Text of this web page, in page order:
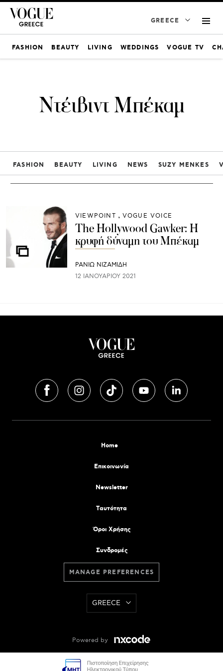
GREECE
FASHION BEAUTY LIVING WEDDINGS VOGUE TV
Ντέιβιντ Μπέκαμ
FASHION BEAUTY LIVING NEWS SUZY MENKES
VIEWPOINT VOGUE VOICE
The Hollywood Gawker: Η
κρυφή δύναμη του Μπέκαμ
ΡΑΝΙΏ ΝΙΖΑΜΊΔΗ
12 ΙΑΝΟΥΑΡΊΟΥ 2021
Home
Επικοινωνία
Newsletter
Tαυτότητα
Όροι Χρήσης
Συνδρομές
MANAGE PREFERENCES
GREECE
Powered by